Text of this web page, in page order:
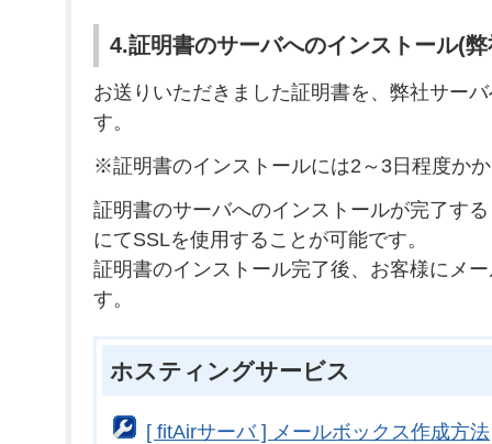
4.証明書のサーバへのインストール(
お送りいただきました証明書を、弊社サー
す。
※証明書のインストールには2～3日程度か
証明書のサーバへのインストールが完了す
にてSSLを使用することが可能です。
証明書のインストール完了後、お客様にメ
す。
ホスティングサービス
[ fitAirサーバ ] メールボックス作成方法